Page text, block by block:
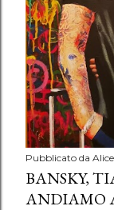
Pubblicato da
BANSKY,
ANDIAMO